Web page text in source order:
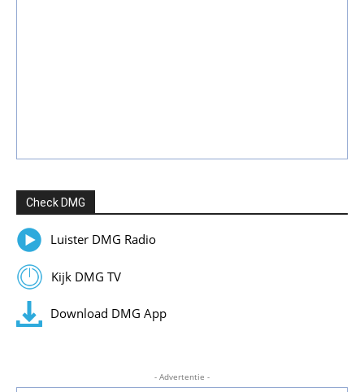
Check DMG
Luister DMG Radio
Kijk DMG TV
Download DMG App
- Advertentie -